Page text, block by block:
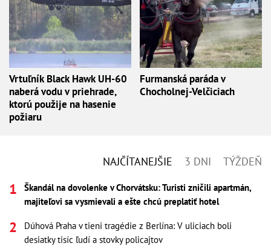
Vrtuľník Black Hawk UH-60
naberá vodu v priehrade,
ktorú použije na hasenie
požiaru
Furmanská paráda v
Chocholnej-Velčiciach
NAJČÍTANEJŠIE 3 DNI TÝŽDEŇ
Škandál na dovolenke v Chorvátsku: Turisti zničili apartmán,
majiteľovi sa vysmievali a ešte chcú preplatiť hotel
Dúhová Praha v tieni tragédie z Berlína: V uliciach boli
desiatky tisíc ľudí a stovky policajtov